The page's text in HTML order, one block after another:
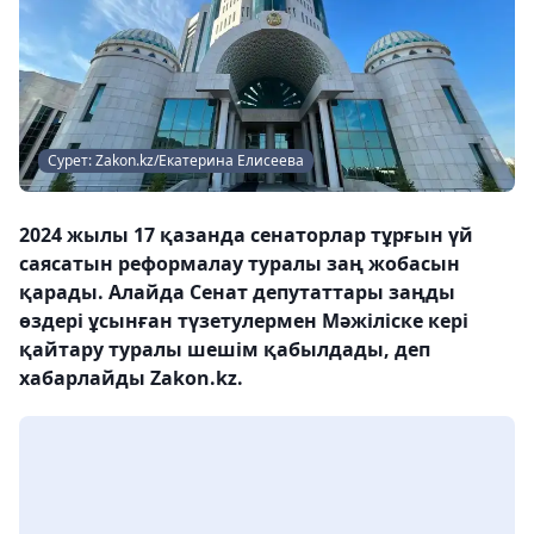
Сурет: Zakon.kz/Екатерина Елисеева
2024 жылы 17 қазанда сенаторлар тұрғын үй
саясатын реформалау туралы заң жобасын
қарады. Алайда Сенат депутаттары заңды
өздері ұсынған түзетулермен Мәжіліске кері
қайтару туралы шешім қабылдады, деп
хабарлайды Zakon.kz.